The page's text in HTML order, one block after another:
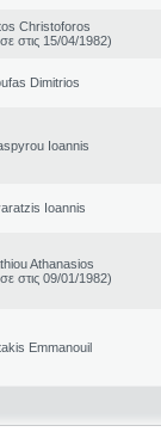
Christoforos
στις 15/04/1982)
Dimitrios
Ioannis
Ioannis
Athanasios
στις 09/01/1982)
Emmanouil